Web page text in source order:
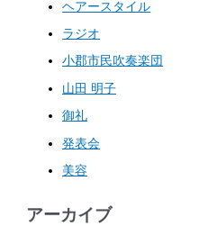
ヘアースタイル
ラジオ
小郡市民吹奏楽団
山田 明子
御礼
発表会
美容
アーカイブ